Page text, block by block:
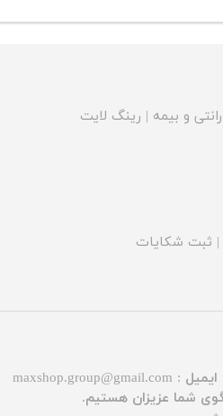
و بیمه | رینگ لایت
| ثبت شکایات
:
maxshop.group@gmail.com